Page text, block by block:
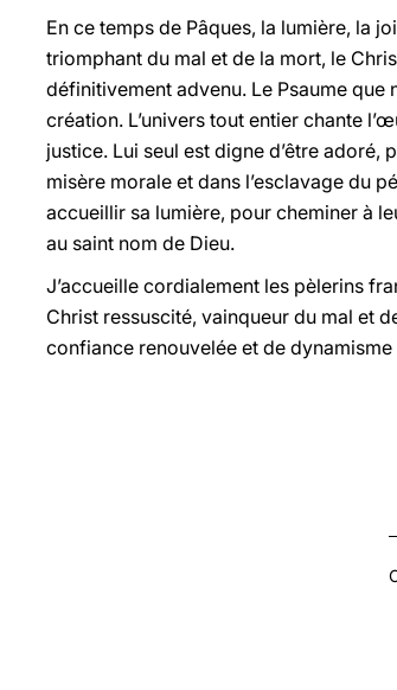
En ce temps de Pâques, la lumière, la
triomphant du mal et de la mort, le
définitivement advenu. Le Psaume
création. L’univers tout entier chante
justice. Lui seul est digne d’être
misère morale et dans l’esclavage du
accueillir sa lumière, pour cheminer à
au saint nom de Dieu.
J’accueille cordialement les pèlerins
Christ ressuscité, vainqueur du mal et
confiance renouvelée et de